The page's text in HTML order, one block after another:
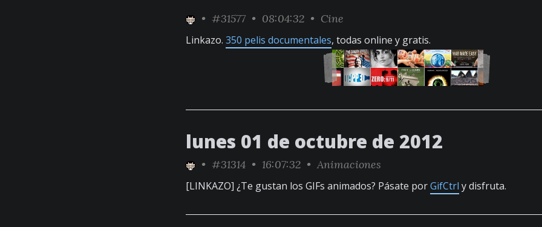
• #31577 • 08:04:32 • Cine
Linkazo. 350 pelis documentales, todas online y gratis.
lunes 01 de octubre de 2012
• #31314 • 16:07:32 • Animaciones
[LINKAZO] ¿Te gustan los GIFs animados? Pásate porGifCtrl y disfruta.